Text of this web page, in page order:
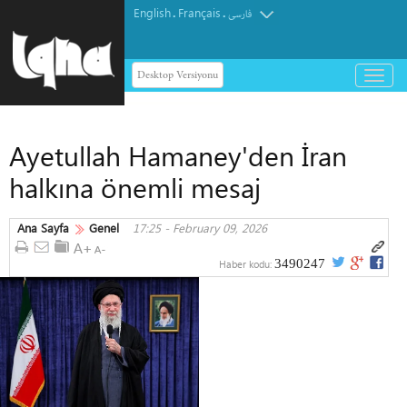
English. Français.فارسی
Desktop Versiyonu
باز
و
Ayetullah Hamaney'den İran
halkına önemli mesaj
Ana Sayfa Genel 17:25 - February 09, 2026
Haber kodu: 3490247